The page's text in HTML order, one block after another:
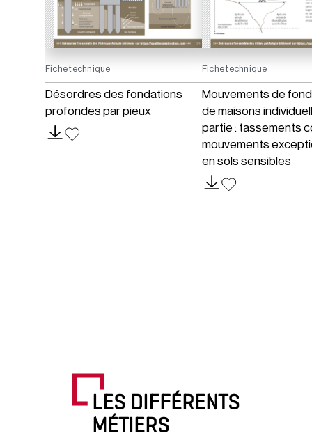
Fiche technique
Désordres des fondations
profondes par pieux
Fiche technique
Mouvements de
de maisons
partie : tassements
mouvements
en sols sensibles
LES DIFFÉRENTS
MÉTIERS